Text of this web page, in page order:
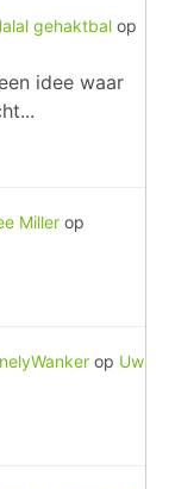
gehaktbal op
idee waar
Miller op
op Uw